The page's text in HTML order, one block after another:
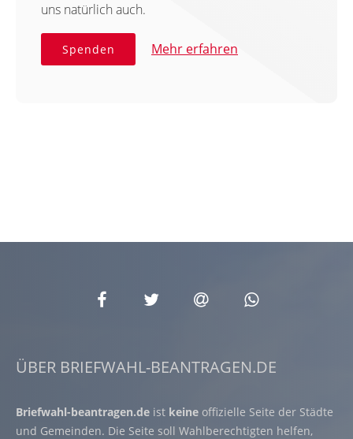
uns natürlich auch.
Spenden Mehr erfahren
ÜBER BRIEFWAHL-BEANTRAGEN.DE
Briefwahl-beantragen.de ist keine offizielle Seite der Städte
und Gemeinden. Die Seite soll Wahlberechtigten helfen,